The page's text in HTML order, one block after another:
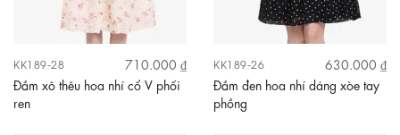
KK189-28
710.000 ₫
Đầm xô thêu hoa nhí cổ V phối
ren
KK189-26
630.000 ₫
Đầm đen hoa nhí dáng xòe tay
phồng